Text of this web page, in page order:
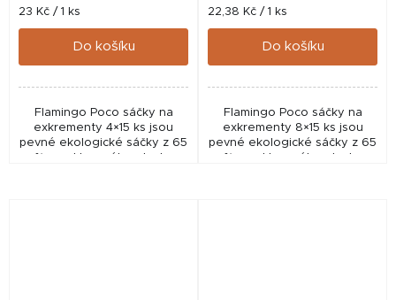
Měrná
cena:
23 Kč / 1 ks
Do košíku
Flamingo Poco sáčky na
exkrementy 4×15 ks jsou
pevné ekologické sáčky z 65
% recyklovaného plastu.
Měrná
cena:
22,38 Kč / 1 ks
Do košíku
Flamingo Poco sáčky na
exkrementy 8×15 ks jsou
pevné ekologické sáčky z 65
% recyklovaného plastu.